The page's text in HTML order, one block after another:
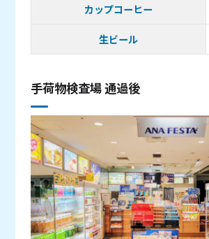
カップコーヒー
生ビール
手荷物検査場 通過後